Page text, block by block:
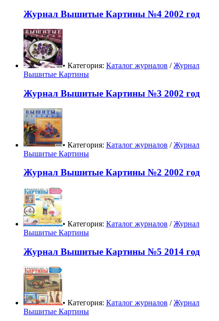
Журнал Вышитые Картины №4 2002 год
• Категория: Каталог журналов /Журнал
Вышитые Картины
Журнал Вышитые Картины №3 2002 год
• Категория: Каталог журналов /Журнал
Вышитые Картины
Журнал Вышитые Картины №2 2002 год
• Категория: Каталог журналов /Журнал
Вышитые Картины
Журнал Вышитые Картины №5 2014 год
• Категория: Каталог журналов /Журнал
Вышитые Картины